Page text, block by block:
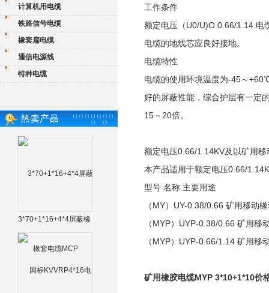
计算机用电缆
铁路信号电缆
橡套扁电缆
通信电源线
特种电缆
3*70+1*16+4*4屏蔽橡
工作条件
额定电压（U0/U)O 0.66/1.14.电
电缆的地线芯应良好接地。
电缆特性
电缆的使用环境温度为-45～
好的屏蔽性能，综合护层有一定
15－20倍。
额定电压0.66/1.14KV及以矿用
本产品适用于额定电压0.66/
型号 名称 主要用途
（MY）UY-0.38/0.66 矿用移动
（MYP）UYP-0.38/0.66 矿用
（MYP）UYP-0.66/1.14 矿用
矿用橡胶电缆MYP 3*10+1*10价